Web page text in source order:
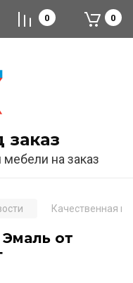
на заказ
0 0
Качественная
от